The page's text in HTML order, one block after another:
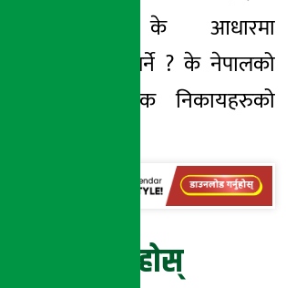
लगानीकर्ताहरुले के आधारमा
सूचनालाई विश्वास गर्ने ? के नेपालको
पूँजीबजारमा नियामक निकायहरुको
प्रतिक्रिया दिनुहोस्